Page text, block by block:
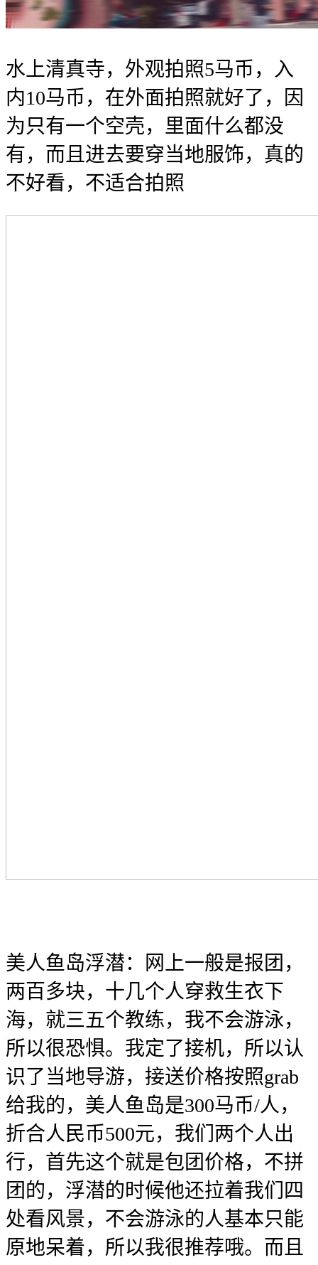
水上清真寺，外观拍照5马币，入
内10马币，在外面拍照就好了，因
为只有一个空壳，里面什么都没
有，而且进去要穿当地服饰，真的
不好看，不适合拍照
美人鱼岛浮潜：网上一般是报团，
两百多块，十几个人穿救生衣下
海，就三五个教练，我不会游泳，
所以很恐惧。我定了接机，所以认
识了当地导游，接送价格按照grab
给我的，美人鱼岛是300马币/人，
折合人民币500元，我们两个人出
行，首先这个就是包团价格，不拼
团的，浮潜的时候他还拉着我们四
处看风景，不会游泳的人基本只能
原地呆着，所以我很推荐哦。而且